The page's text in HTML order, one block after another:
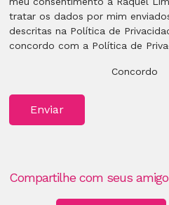
tratar os dados por mim
descritas na Política de
concordo com a Política de
Concordo
Enviar
Compartilhe com seus